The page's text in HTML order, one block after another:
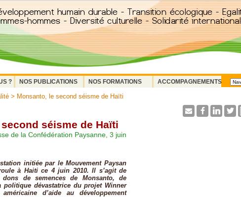
? NOS PUBLICATIONS NOS FORMATIONS
ACCOMPAGNEMENTS
> Monsanto, le second séisme de Haïti
séisme de Haïti
de la Confédération Paysanne, 3 juin
initiée par le Mouvement Paysan
à Haiti ce 4 juin 2010. Il s’agit de
de semences de Monsanto, de
politique dévastatrice du projet Winner
d’aide au développement